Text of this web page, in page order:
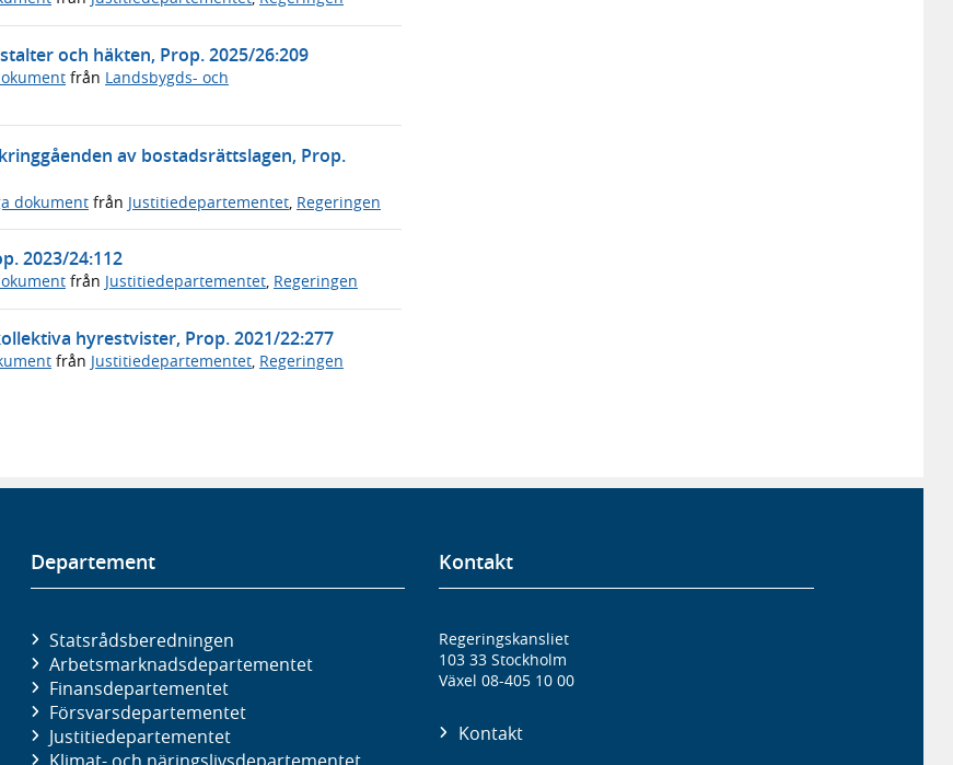
och häkten, Prop. 2025/26:209
från Landsbygds- och
av bostadsrättslagen, Prop.
dokument från Justitiedepartementet Regeringen
2023/24:112
från Justitiedepartementet, Regeringen
hyrestvister, Prop. 2021/22:277
från Justitiedepartementet, Regeringen
Departement
Statsrådsberedningen
Arbetsmarknads­departementet
Finans­departementet
Försvars­departementet
Justitie­departementet
Kontakt
Regeringskansliet
103 33 Stockholm
Växel 08-405 10 00
Kontakt